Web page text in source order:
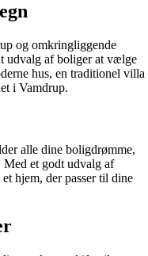
og omkringliggende
udvalg af boliger at vælge
hus, en traditionel villa
i Vamdrup.
alle dine boligdrømme,
Med et godt udvalg af
hjem, der passer til dine